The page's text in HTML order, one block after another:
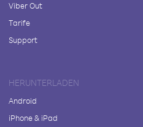
Viber Out
Tarife
Support
HERUNTERLADEN
Android
iPhone & iPad